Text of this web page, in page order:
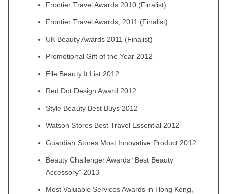
Frontier Travel Awards 2010 (Finalist)
Frontier Travel Awards, 2011 (Finalist)
UK Beauty Awards 2011 (Finalist)
Promotional Gift of the Year 2012
Elle Beauty It List 2012
Red Dot Design Award 2012
Style Beauty Best Buys 2012
Watson Stores Best Travel Essential 2012
Guardian Stores Most Innovative Product 2012
Beauty Challenger Awards “Best Beauty
Accessory” 2013
Most Valuable Services Awards in Hong Kong,